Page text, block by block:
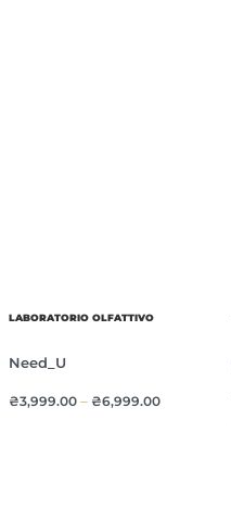
LABORATORIO OLFATTIVO
Need_U
₴3,999.00– ₴6,999.00